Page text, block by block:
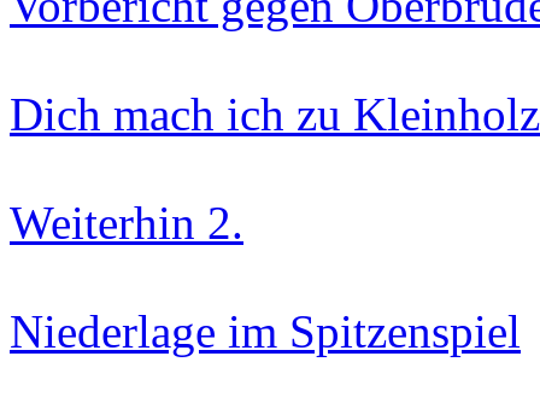
Dich mach ich zu Kleinholz
Weiterhin 2.
Niederlage im Spitzenspiel